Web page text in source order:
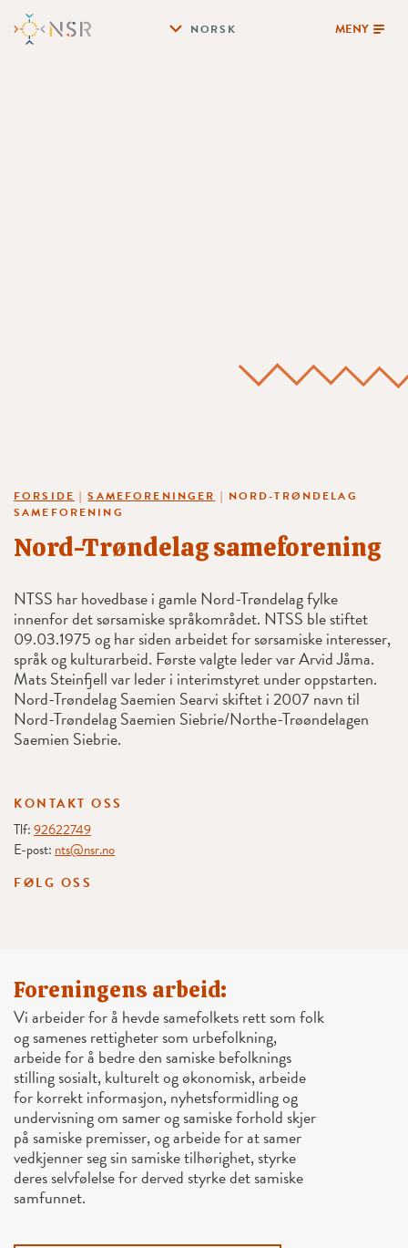
NORSK MENY
FORSIDE |SAMEFORENINGER | NORD-TRØNDELAG
SAMEFORENING
Nord-Trøndelag sameforening
NTSS har hovedbase i gamle Nord-Trøndelag fylke
innenfor det sørsamiske språkområdet. NTSS ble stiftet
09.03.1975 og har siden arbeidet for sørsamiske interesser,
språk og kulturarbeid. Første valgte leder var Arvid Jåma.
Mats Steinfjell var leder i interimstyret under oppstarten.
Nord-Trøndelag Saemien Searvi skiftet i 2007 navn til
Nord-Trøndelag Saemien Siebrie/Northe-Trøøndelagen
Saemien Siebrie.
KONTAKT OSS
Tlf:92622749
E-post: nts@nsr.no
FØLG OSS
Foreningens arbeid:
Vi arbeider for å hevde samefolkets rett som folk
og samenes rettigheter som urbefolkning,
arbeide for å bedre den samiske befolknings
stilling sosialt, kulturelt og økonomisk, arbeide
for korrekt informasjon, nyhetsformidling og
undervisning om samer og samiske forhold skjer
på samiske premisser, og arbeide for at samer
vedkjenner seg sin samiske tilhørighet, styrke
deres selvfølelse for derved styrke det samiske
samfunnet.